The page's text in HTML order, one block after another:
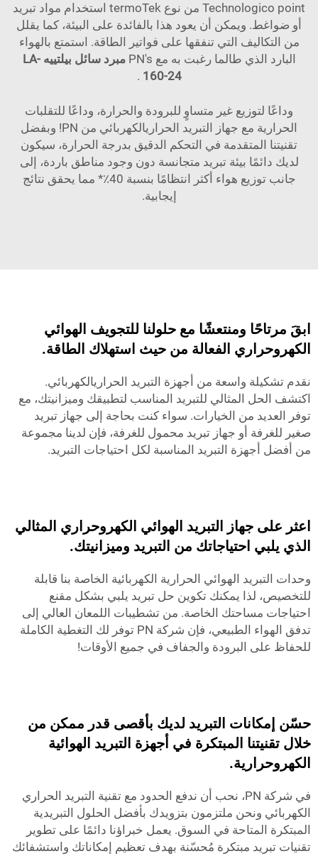
Technologico point من نوع termoTek استخدام مواد تبريد
أو ضواغط. ويمكن أن يعود هذا بالفائدة على البيئة، كما يقلل
من التكاليف التي تنفقها على فواتير الطاقة. استمتع بالهواء
البارد الذي طالما رغبت به مع PN's
مبرد سائل بيلتييه LA-
160-24
.
وداعًا لتوزيع غير متساوٍ للبرودة والحرارة، وداعًا للتقلبات
الحرارية مع جهاز التبريد الحراريالكهربائي من PN! وبفضل
تقنيتنا المتقدمة في التحكم الدقيق بدرجة الحرارة، سيكون
لديك دائمًا بيئة تبريد متجانسة دون وجود مناطق باردة، إلى
جانب توزيع هواء أكثر انتظامًا بنسبة 40٪* مما يحقق نتائج
إيجابية.
ابقَ مرتاحًا ومنتعشًا مع حلولنا للتجويف الهوائي
الكهروحراري الفعالة من حيث استهلاك الطاقة.
نقدم تشكيلة واسعة من أجهزة التبريد الحراريالكهربائي.
اكتشف الحل المثالي للتبريد المناسب لتطبيقك وميزانيتك، مع
توفر العديد من الخيارات. سواء كنت بحاجة إلى جهاز تبريد
صغير للغرفة أو جهاز تبريد محمول للغرفة، فإن لدينا مجموعة
من أفضل أجهزة التبريد المناسبة لكل احتياجات التبريد.
اعثر على جهاز التبريد الهوائي الكهروحراري المثالي
الذي يلبي احتياجاتك من التبريد وميزانيتك.
وحدات التبريد الهوائي الحرارية الكهربائية الخاصة بنا قابلة
للتخصيص، لذا يمكنك تكوين حل تبريد يلبي بشكل مقنع
احتياجات مساحتك الخاصة. من تشطيبات اللمعان العالي إلى
تدفق الهواء الطبيعي، فإن شركة PN توفر لك التغطية الكاملة
للحفاظ على البرودة والجفاف في جميع الأوقات!
حسّن إمكانات التبريد لديك بأقصى قدر ممكن من
خلال تقنيتنا المبتكرة في أجهزة التبريد الهوائية
الكهروحرارية.
في شركة PN، نحب أن ندفع الحدود مع تقنية التبريد الحراري
الكهربائي ونحن ملتزمون بتزويدك بأفضل الحلول التبريدية
المبتكرة المتاحة في السوق. يعمل خبراؤنا دائمًا على تطوير
تقنيات تبريد مبتكرة مُحسّنة بهدف تعظيم إمكاناتك واستشفائك